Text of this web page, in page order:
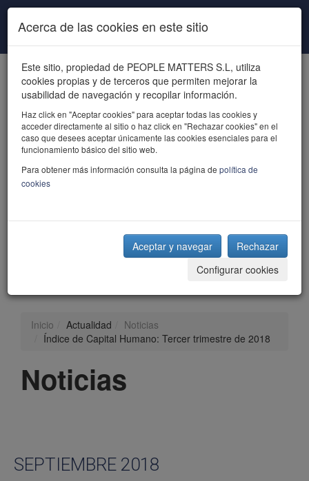
Pasar al contenido principal
powered by talent
Inicio Actualidad
Noticias
Índice de Capital Humano: Tercer trimestre de 2018
Noticias
SEPTIEMBRE 2018
Acerca de las cookies en este sitio
Este sitio, propiedad de PEOPLE MATTERS S.L, utiliza
cookies propias y de terceros que permiten mejorar la
usabilidad de navegación y recopilar información.
Haz click en "Aceptar cookies" para aceptar todas las cookies y
acceder directamente al sitio o haz click en "Rechazar cookies" en el
caso que desees aceptar únicamente las cookies esenciales para el
funcionamiento básico del sitio web.
Para obtener más información consulta la página de política de
cookies
Aceptar y navegar
Rechazar
Configurar cookies